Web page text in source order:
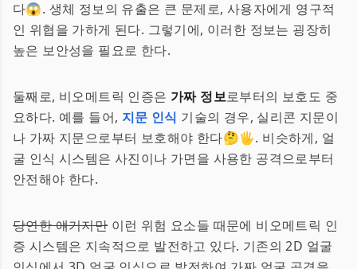
다😱. 생체 정보의 유출은 큰 문제로, 사용자에게 영구적
인 위협을 가하게 된다. 그렇기에, 이러한 정보는 굉장히
높은 보안성을 필요로 한다.
둘째로, 비오메트릭 인증은 가짜 정보로부터의 보호도 중
요하다. 예를 들어, 지문 인식 기술의 경우, 실리콘 지문이
나 가짜 지문으로부터 보호해야 한다🤔🖐️. 비슷하게, 얼
굴 인식 시스템은 사진이나 가면을 사용한 공격으로부터
안전해야 한다.
당연한 얘기지만이런 위험 요소들 때문에 비오메트릭 인
증 시스템은 지속적으로 발전하고 있다. 기존의 2D 얼굴